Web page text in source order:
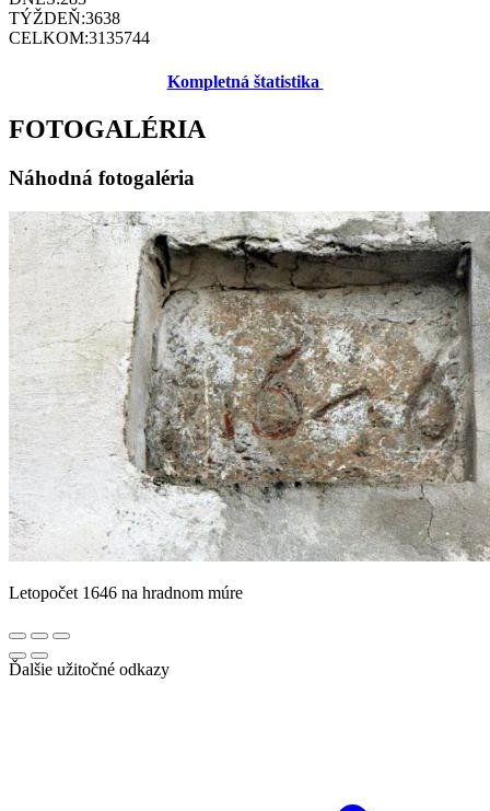
TÝŽDEŇ:3638
CELKOM:3135744
Kompletná štatistika
FOTOGALÉRIA
Náhodná fotogaléria
Letopočet 1646 na hradnom múre
Ďalšie užitočné odkazy